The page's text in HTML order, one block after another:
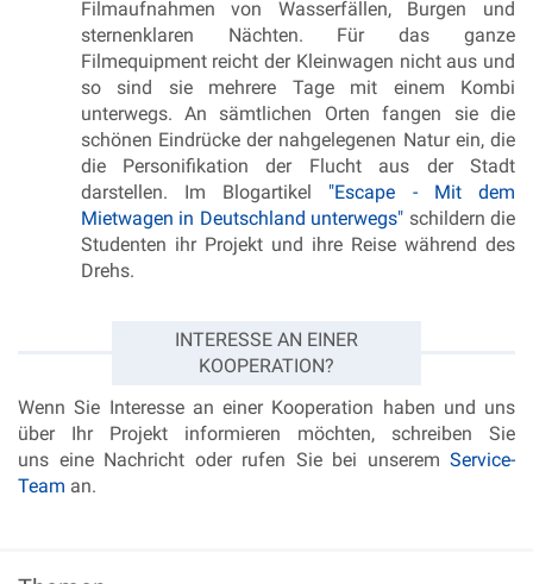
Filmaufnahmen von Wasserfällen, Burgen und
sternenklaren Nächten. Für das ganze
Filmequipment reicht der Kleinwagen nicht aus und
so sind sie mehrere Tage mit einem Kombi
unterwegs. An sämtlichen Orten fangen sie die
schönen Eindrücke der nahgelegenen Natur ein, die
die Personifikation der Flucht aus der Stadt
darstellen. Im Blogartikel "Escape - Mit dem
Mietwagen in Deutschland unterwegs" schildern die
Studenten ihr Projekt und ihre Reise während des
Drehs.
INTERESSE AN EINER
KOOPERATION?
Wenn Sie Interesse an einer Kooperation haben und uns
über Ihr Projekt informieren möchten, schreiben Sie
uns eine Nachricht oder rufen Sie bei unserem Service-
Team an.